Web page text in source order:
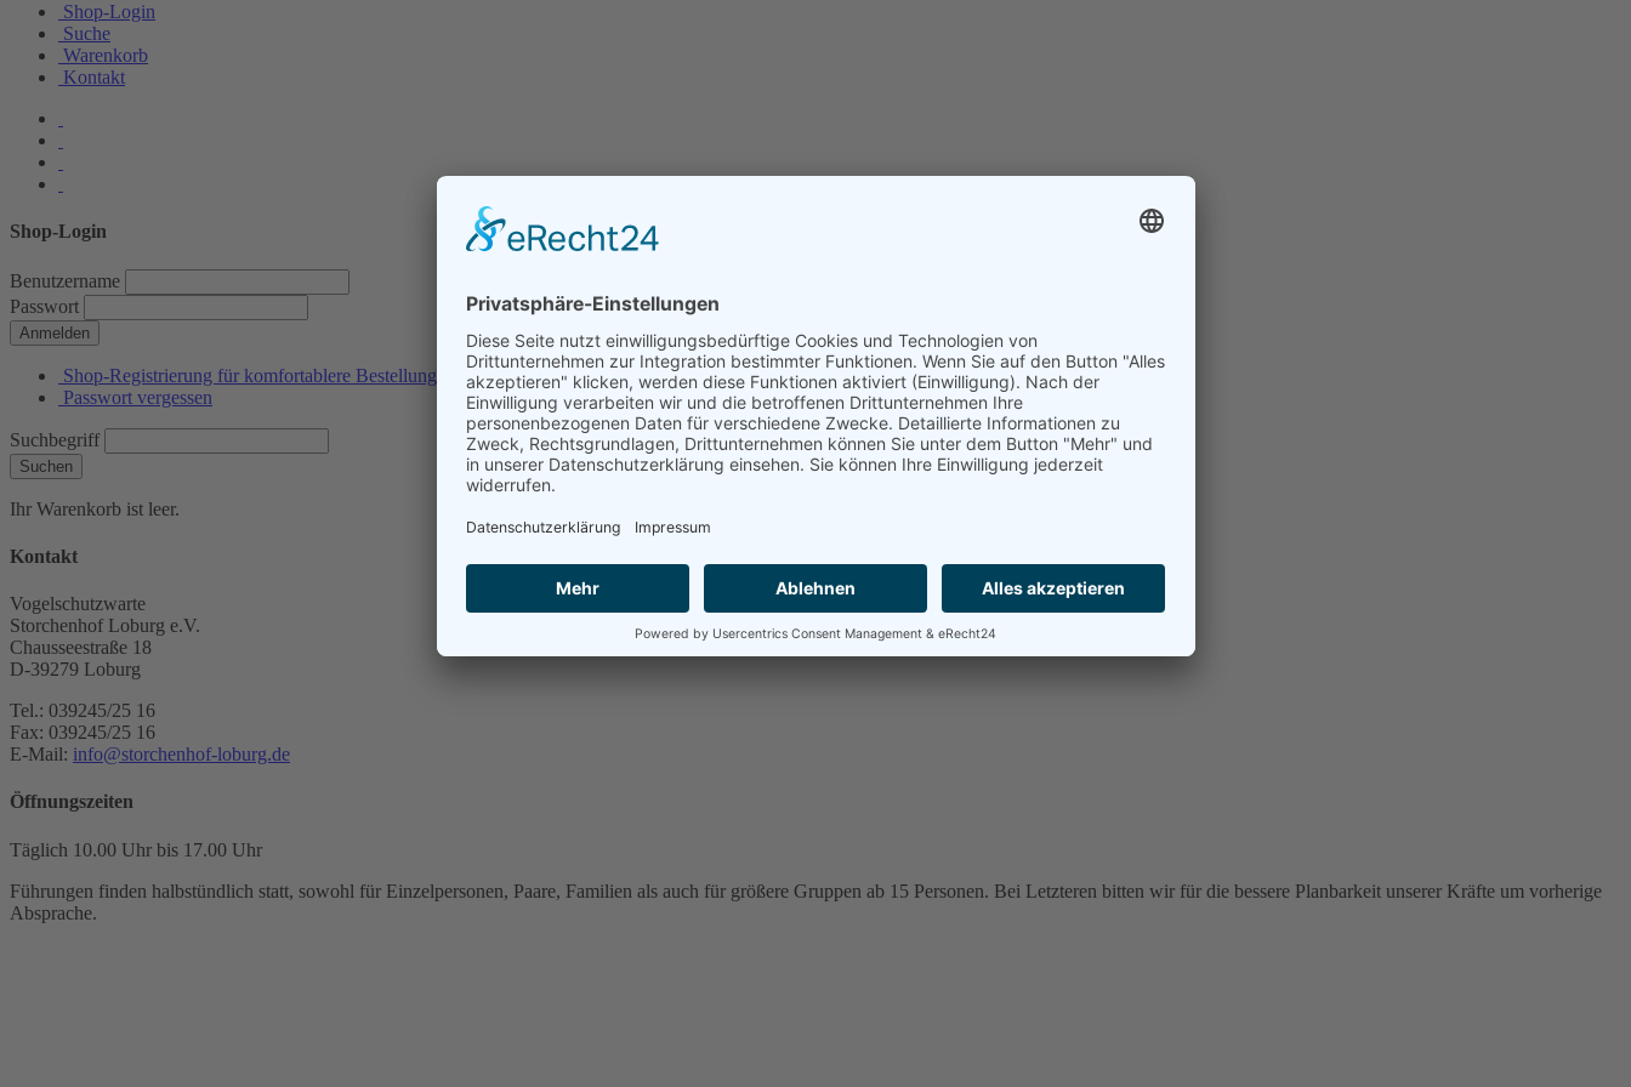
Shop-Login
Suche
Warenkorb
Kontakt
Shop-Login
Benutzername
Passwort
Anmelden
Shop-Registrierung für komfortablere Bestellungen
Passwort vergessen
Suchbegriff
Suchen
Ihr Warenkorb ist leer.
Kontakt
Vogelschutzwarte
Storchenhof Loburg e.V.
Chausseestraße 18
D-39279 Loburg
Tel.: 039245/25 16
Fax: 039245/25 16
E-Mail: info@storchenhof-loburg.de
Öffnungszeiten
Täglich 10.00 Uhr bis 17.00 Uhr
Führungen finden halbstündlich statt, sowohl für Einzelpersonen, Paare, Familien als auch für größere Gruppen ab 15 Personen. Bei Letzteren bitten wir für die bessere Planbarkeit unserer Kräfte um vorherige
Absprache.